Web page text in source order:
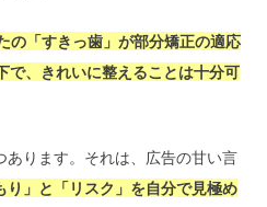
の「すきっ歯」が部分矯正の適応
で、きれいに整えることは十分可
あります。それは、広告の甘い言
り」と「リスク」を自分で見極め